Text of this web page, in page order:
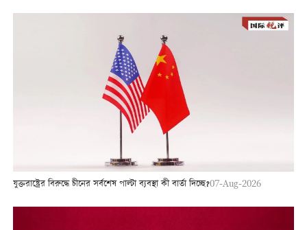
যুক্তরাষ্ট্রের বিরুদ্ধে চীনের সর্বশেষ পাল্টা ব্যবস্থা কী বার্তা দিচ্ছে?07-Aug-2026